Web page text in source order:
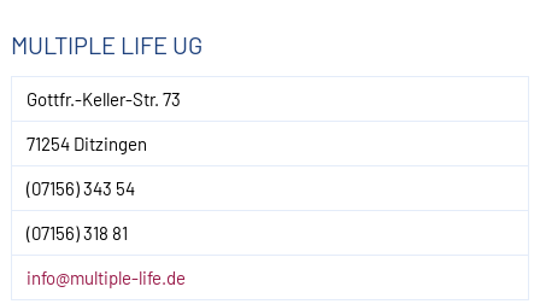
MULTIPLE LIFE UG
Gottfr.-Keller-Str. 73
71254 Ditzingen
(07156) 343 54
(07156) 318 81
info@multiple-life.de